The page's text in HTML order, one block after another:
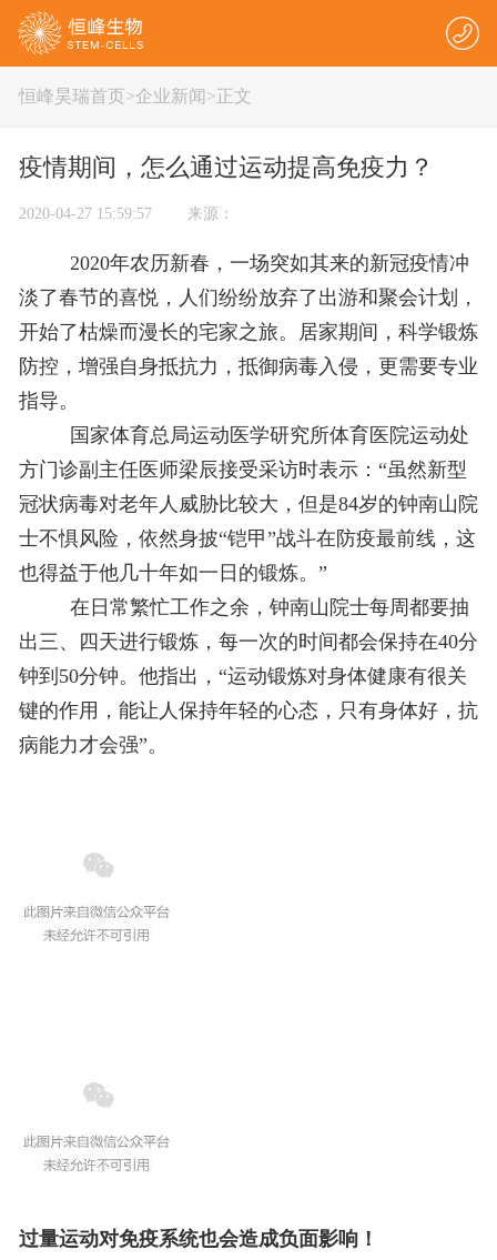
恒峰昊瑞首页>企业新闻 >正文
疫情期间，怎么通过运动提高免疫力？
2020-04-27 15:59:57 来源：
2020年农历新春，一场突如其来的新冠疫情冲
淡了春节的喜悦，人们纷纷放弃了出游和聚会计划，
开始了枯燥而漫长的宅家之旅。居家期间 ，科学锻炼
防控，增强自身抵抗力，抵御病毒入侵，更需要专业
指导。
国家体育总局运动医学研究所体育医 院运动处
方门诊副主任医师梁辰接受采访时表示：“虽然新型
冠状病毒对老年人威胁比较大，但是84岁的钟南山院
士不惧风险，依然身披“铠甲”战斗在防疫最前线，这
也得益于他几十年如一日的锻炼。”
在日常繁忙工作之余，钟南山院士每周都要抽
出三、四天进行锻炼，每一次的时间都会保持在40分
钟到50分钟。他指出，“运动锻炼对身体健康有很关
键的作用，能让人保持年轻的心态，只有身体好，抗
病能力才会强”。
过量运动对免疫系统也会造成负面影响！